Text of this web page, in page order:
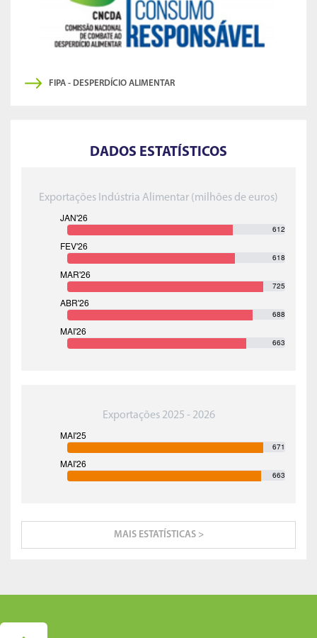
FIPA - DESPERDÍCIO ALIMENTAR
DADOS ESTATÍSTICOS
Exportações Indústria Alimentar (milhões de euros)
612
618
725
688
663
Exportações 2025 - 2026
671
663
MAIS ESTATÍSTICAS >